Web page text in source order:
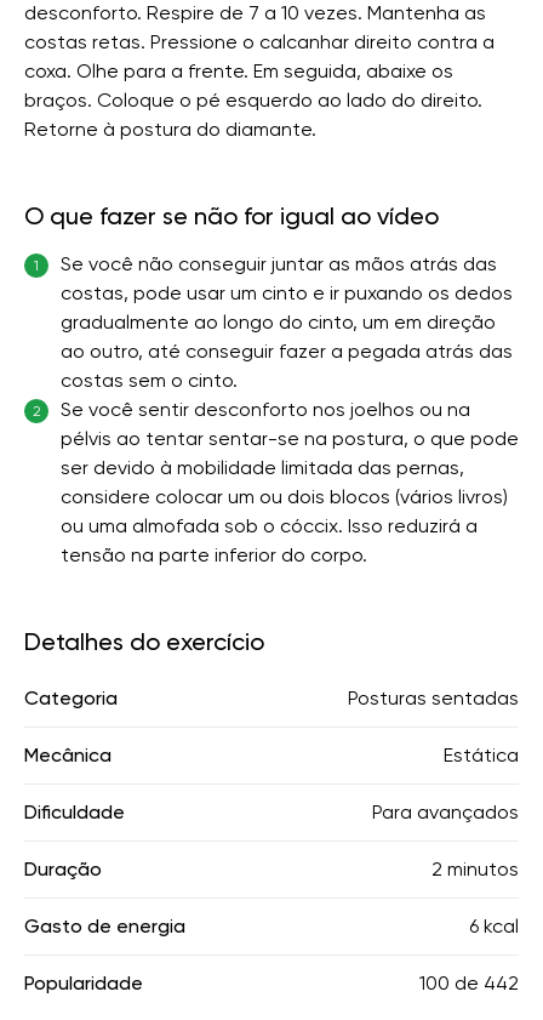
desconforto. Respire de 7 a 10 vezes. Mantenha as
costas retas. Pressione o calcanhar direito contra a
coxa. Olhe para a frente. Em seguida, abaixe os
braços. Coloque o pé esquerdo ao lado do direito.
Retorne à postura do diamante.
O que fazer se não for igual ao vídeo
1
Se você não conseguir juntar as mãos atrás das
costas, pode usar um cinto e ir puxando os dedos
gradualmente ao longo do cinto, um em direção
ao outro, até conseguir fazer a pegada atrás das
costas sem o cinto.
2
Se você sentir desconforto nos joelhos ou na
pélvis ao tentar sentar-se na postura, o que pode
ser devido à mobilidade limitada das pernas,
considere colocar um ou dois blocos (vários livros)
ou uma almofada sob o cóccix. Isso reduzirá a
tensão na parte inferior do corpo.
Detalhes do exercício
Categoria Posturas sentadas
Mecânica Estática
Dificuldade Para avançados
Duração 2 minutos
Gasto de energia 6 kcal
Popularidade 100 de 442